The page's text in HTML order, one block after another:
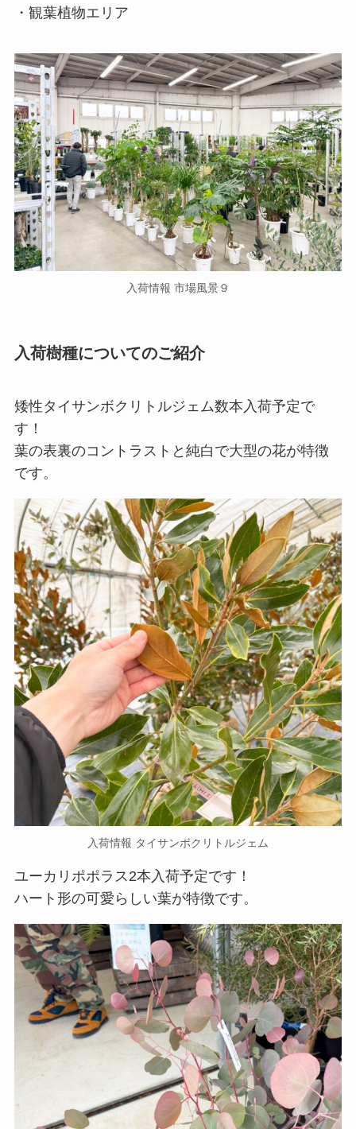
・観葉植物エリア
入荷情報 市場風景９
入荷樹種についてのご紹介
矮性タイサンボクリトルジェム数本入荷予定で
す！
葉の表裏のコントラストと純白で大型の花が特徴
です。
入荷情報 タイサンボクリトルジェム
ユーカリポポラス2本入荷予定です！
ハート形の可愛らしい葉が特徴です。